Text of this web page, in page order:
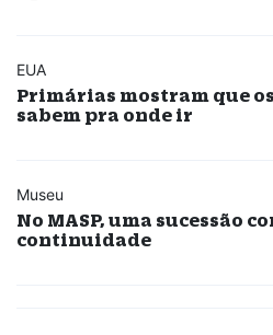
EUA
Primárias mostram que
sabem pra onde ir
Museu
No MASP, uma sucessão
continuidade